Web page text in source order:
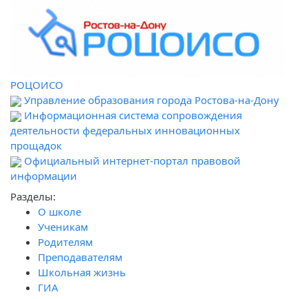
РОЦОИСО
Управление образования города Ростова-на-Дону
Информационная система сопровождения
деятельности федеральных инновационных
прощадок
Официальный интернет-портал правовой
информации
Разделы:
О школе
Ученикам
Родителям
Преподавателям
Школьная жизнь
ГИА